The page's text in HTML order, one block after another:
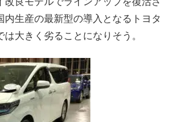
内生産の最新型の導入となるトヨタ
大きく劣ることになりそう。